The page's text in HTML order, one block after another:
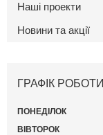
Наші проекти
Новини та акції
ГРАФІК РОБОТИ
ПОНЕДІЛОК
ВІВТОРОК